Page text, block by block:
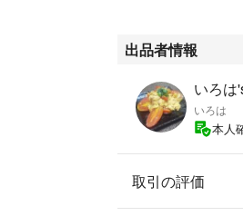
出品者情報
いろは
いろは
本人
取引の評価